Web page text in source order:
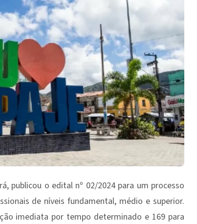
publicou o edital nº 02/2024 para um processo
de níveis fundamental, médio e superior.
imediata por tempo determinado e 169 para